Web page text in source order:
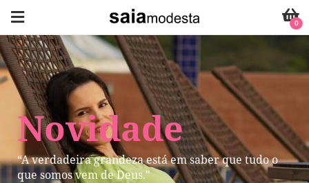
Novidade
“A verdadeira grandeza está em saber que tudo o
que somos vem de Deus."
0